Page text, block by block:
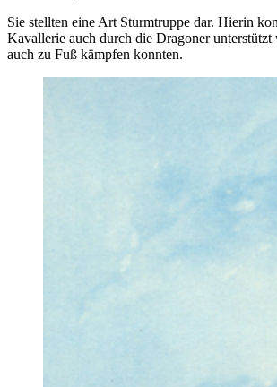
Sie stellten eine Art Sturmtruppe dar. Hierin
Kavallerie auch durch die Dragoner unterstützt
auch zu Fuß kämpfen konnten.